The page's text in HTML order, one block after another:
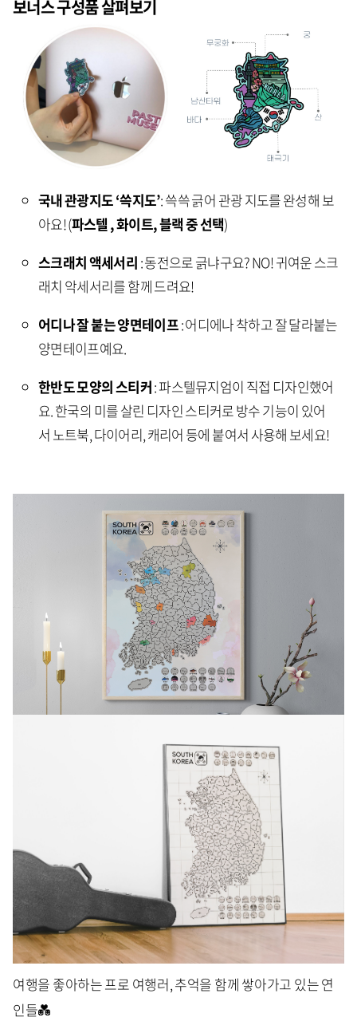
보너스 구성품 살펴보기
국내 관광지도 ‘쓱지도’: 쓱쓱 긁어 관광 지도를 완성해 보
아요! (파스텔 , 화이트, 블랙 중 선택)
스크래치 액세서리 : 동전으로 긁냐구요? NO! 귀여운 스크
래치 악세서리를 함께 드려요!
어디나 잘 붙는 양면테이프: 어디에나 착하고 잘 달라붙는
양면테이프예요.
한반도 모양의 스티커: 파스텔뮤지엄이 직접 디자인했어
요. 한국의 미를 살린 디자인 스티커로 방수 기능이 있어
서 노트북, 다이어리, 캐리어 등에 붙여서 사용해 보세요!
여행을 좋아하는 프로 여행러, 추억을 함께 쌓아가고 있는 연
인들💑